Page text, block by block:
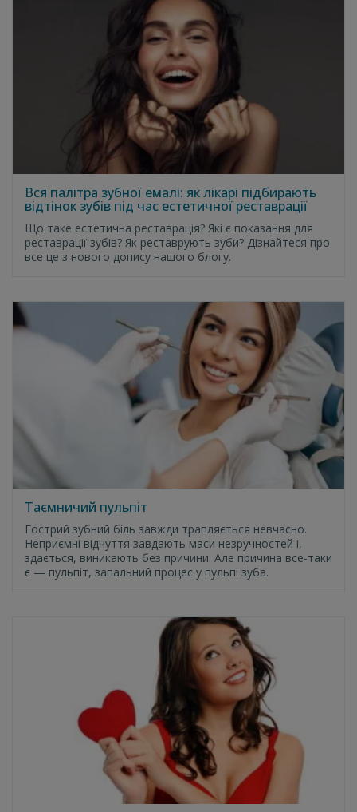
Вся палітра зубної емалі: як лікарі підбирають
відтінок зубів під час естетичної реставрації
Що таке естетична реставрація? Які є показання для
реставрації зубів? Як реставрують зуби? Дізнайтеся про
все це з нового допису нашого блогу.
Таємничий пульпіт
Гострий зубний біль завжди трапляється невчасно.
Неприємні відчуття завдають маси незручностей і,
здається, виникають без причини. Але причина все-таки
є — пульпіт, запальний процес у пульпі зуба.